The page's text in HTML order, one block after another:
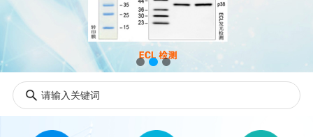
公司简介
人才招聘